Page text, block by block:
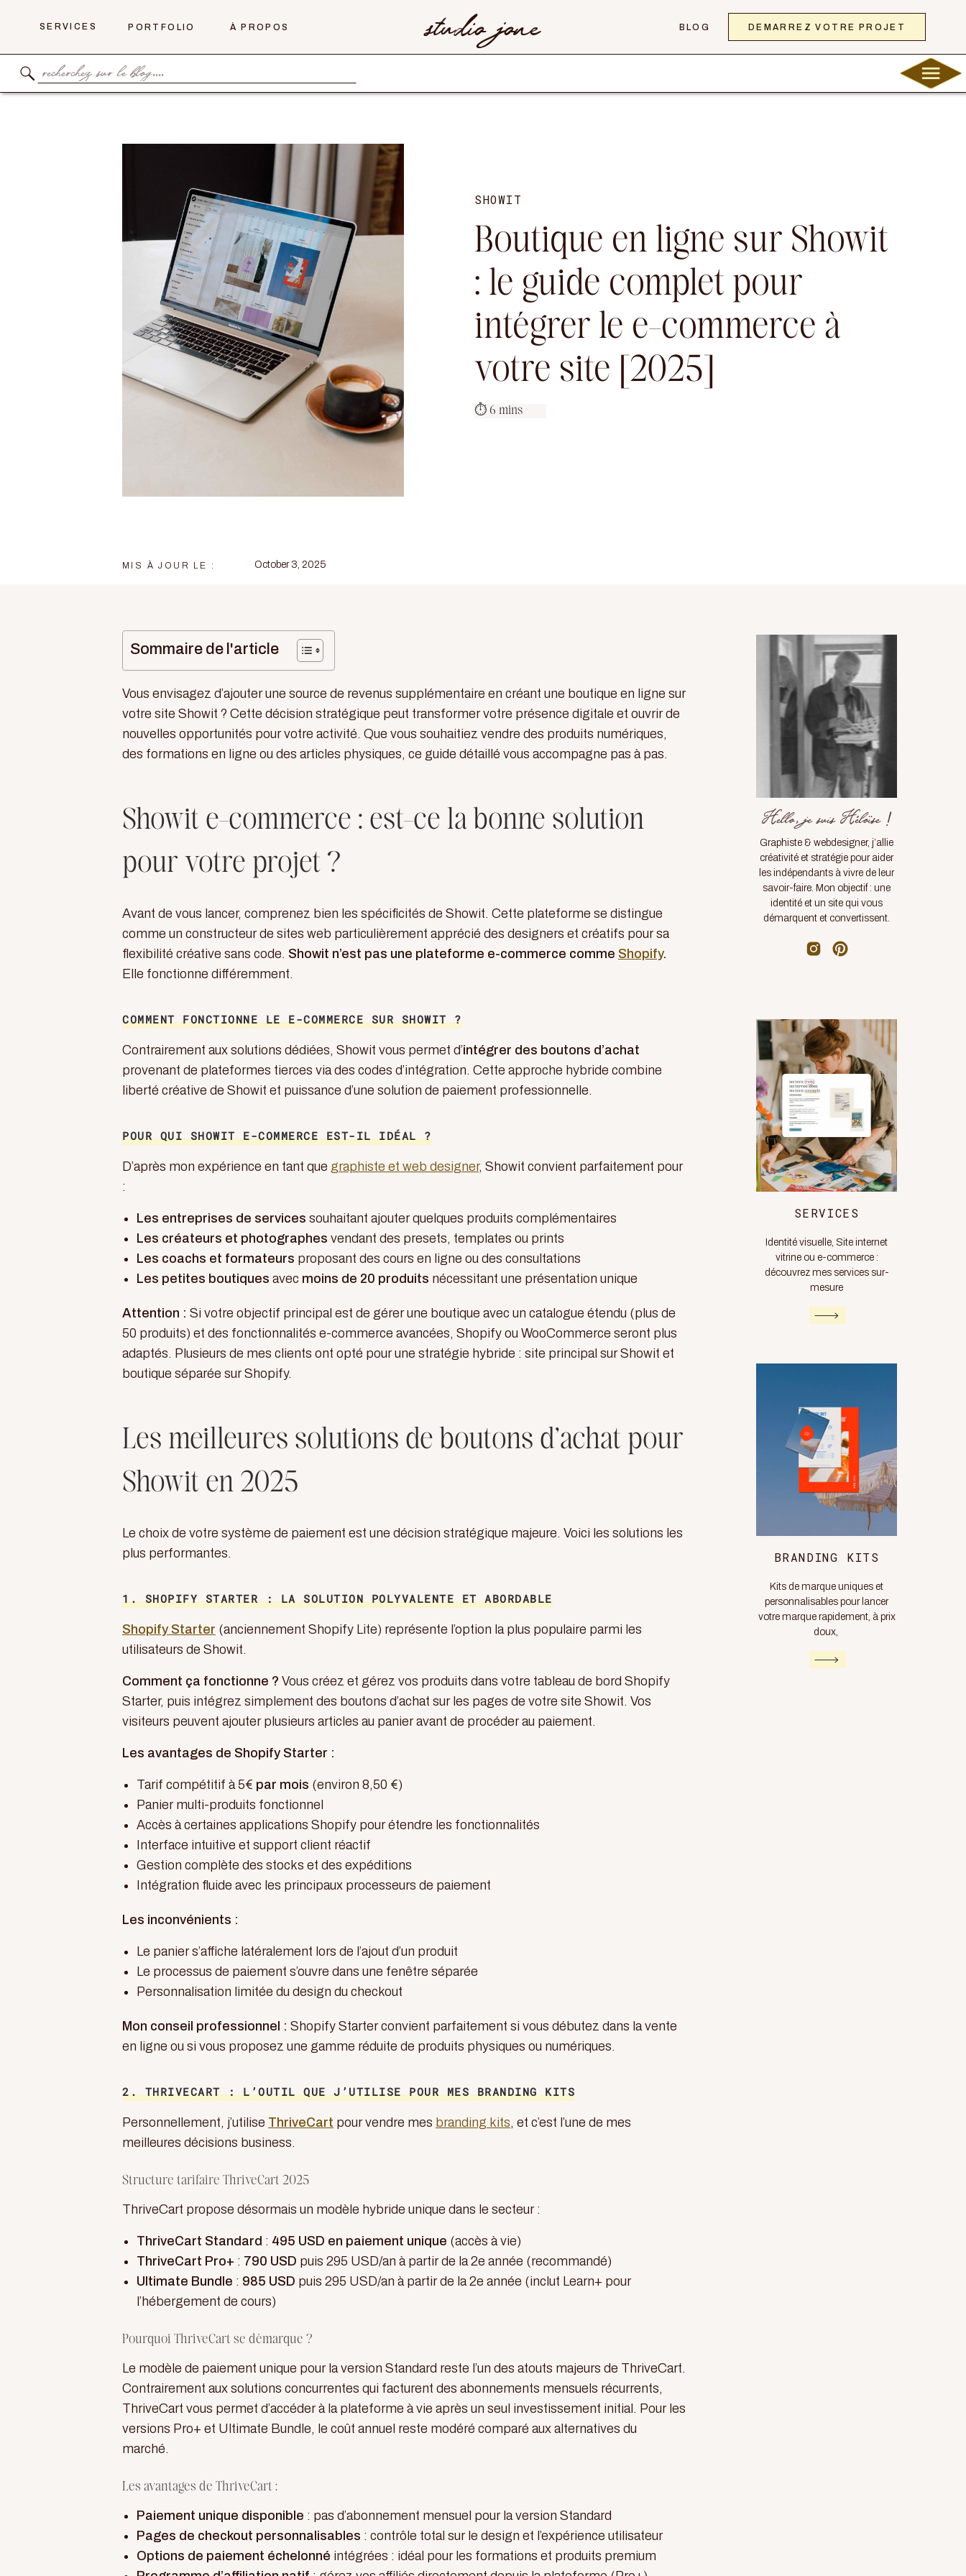
PORTFOLIO À PROPOS
SERVICES DÉMARREZ VOTRE PROJET
BLOG
studio jone
Search
for:
SHOWIT
Boutique en ligne sur Showit
: le guide complet pour
intégrer le e-commerce à
votre site [2025]
October 3, 2025
MIS À JOUR LE :
Hello, je suis Héloïse !
Graphiste & webdesigner, j’allie
créativité et stratégie pour aider
les indépendants à vivre de leur
savoir-faire. Mon objectif : une
identité et un site qui vous
démarquent et convertissent.
SERVICES
Identité visuelle, Site internet
vitrine ou e-commerce :
découvrez mes services sur-
mesure
BRANDING KITS
Kits de marque uniques et
personnalisables pour lancer
votre marque rapidement, à prix
doux,
Sommaire de l'article
Vous envisagez d’ajouter une source de revenus supplémentaire en créant une boutique en ligne sur
votre site Showit ? Cette décision stratégique peut transformer votre présence digitale et ouvrir de
nouvelles opportunités pour votre activité. Que vous souhaitiez vendre des produits numériques,
des formations en ligne ou des articles physiques, ce guide détaillé vous accompagne pas à pas.
Showit e-commerce : est-ce la bonne solution
pour votre projet ?
Avant de vous lancer, comprenez bien les spécificités de Showit. Cette plateforme se distingue
comme un constructeur de sites web particulièrement apprécié des designers et créatifs pour sa
flexibilité créative sans code. Showit n’est pas une plateforme e-commerce comme Shopify.
Elle fonctionne différemment.
COMMENT FONCTIONNE LE E-COMMERCE SUR SHOWIT ?
Contrairement aux solutions dédiées, Showit vous permet d’intégrer des boutons d’achat
provenant de plateformes tierces via des codes d’intégration. Cette approche hybride combine
liberté créative de Showit et puissance d’une solution de paiement professionnelle.
POUR QUI SHOWIT E-COMMERCE EST-IL IDÉAL ?
D’après mon expérience en tant que graphiste et web designer, Showit convient parfaitement pour
:
Les entreprises de services souhaitant ajouter quelques produits complémentaires
Les créateurs et photographes vendant des presets, templates ou prints
Les coachs et formateurs proposant des cours en ligne ou des consultations
Les petites boutiques avec moins de 20 produits nécessitant une présentation unique
Attention : Si votre objectif principal est de gérer une boutique avec un catalogue étendu (plus de
50 produits) et des fonctionnalités e-commerce avancées, Shopify ou WooCommerce seront plus
adaptés. Plusieurs de mes clients ont opté pour une stratégie hybride : site principal sur Showit et
boutique séparée sur Shopify.
Les meilleures solutions de boutons d’achat pour
Showit en 2025
Le choix de votre système de paiement est une décision stratégique majeure. Voici les solutions les
plus performantes.
1. SHOPIFY STARTER : LA SOLUTION POLYVALENTE ET ABORDABLE
Shopify Starter (anciennement Shopify Lite) représente l’option la plus populaire parmi les
utilisateurs de Showit.
Comment ça fonctionne ? Vous créez et gérez vos produits dans votre tableau de bord Shopify
Starter, puis intégrez simplement des boutons d’achat sur les pages de votre site Showit. Vos
visiteurs peuvent ajouter plusieurs articles au panier avant de procéder au paiement.
Les avantages de Shopify Starter :
Tarif compétitif à 5€ par mois (environ 8,50 €)
Panier multi-produits fonctionnel
Accès à certaines applications Shopify pour étendre les fonctionnalités
Interface intuitive et support client réactif
Gestion complète des stocks et des expéditions
Intégration fluide avec les principaux processeurs de paiement
Les inconvénients :
Le panier s’affiche latéralement lors de l’ajout d’un produit
Le processus de paiement s’ouvre dans une fenêtre séparée
Personnalisation limitée du design du checkout
Mon conseil professionnel : Shopify Starter convient parfaitement si vous débutez dans la vente
en ligne ou si vous proposez une gamme réduite de produits physiques ou numériques.
2. THRIVECART : L’OUTIL QUE J’UTILISE POUR MES BRANDING KITS
Personnellement, j’utilise ThriveCart pour vendre mes branding kits, et c’est l’une de mes
meilleures décisions business.
Structure tarifaire ThriveCart 2025
ThriveCart propose désormais un modèle hybride unique dans le secteur :
ThriveCart Standard : 495 USD en paiement unique (accès à vie)
ThriveCart Pro+ : 790 USD puis 295 USD/an à partir de la 2e année (recommandé)
Ultimate Bundle : 985 USD puis 295 USD/an à partir de la 2e année (inclut Learn+ pour
l’hébergement de cours)
Pourquoi ThriveCart se démarque ?
Le modèle de paiement unique pour la version Standard reste l’un des atouts majeurs de ThriveCart.
Contrairement aux solutions concurrentes qui facturent des abonnements mensuels récurrents,
ThriveCart vous permet d’accéder à la plateforme à vie après un seul investissement initial. Pour les
versions Pro+ et Ultimate Bundle, le coût annuel reste modéré comparé aux alternatives du
marché.
Les avantages de ThriveCart :
Paiement unique disponible : pas d’abonnement mensuel pour la version Standard
Pages de checkout personnalisables : contrôle total sur le design et l’expérience utilisateur
Options de paiement échelonné intégrées : idéal pour les formations et produits premium